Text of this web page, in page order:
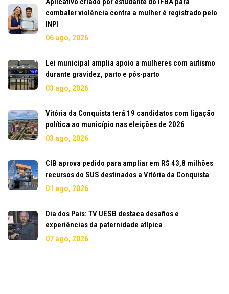
combater violência contra a mulher é registrado pelo
INPI
06 ago, 2026
Lei municipal amplia apoio a mulheres com autismo
durante gravidez, parto e pós-parto
03 ago, 2026
Vitória da Conquista terá 19 candidatos com ligação
política ao município nas eleições de 2026
03 ago, 2026
CIB aprova pedido para ampliar em R$ 43,8 milhões
recursos do SUS destinados a Vitória da Conquista
01 ago, 2026
Dia dos Pais: TV UESB destaca desafios e
experiências da paternidade atípica
07 ago, 2026